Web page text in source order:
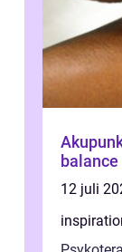
balance
12 juli